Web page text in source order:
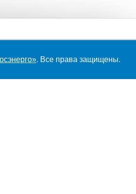
. Все права защищены.